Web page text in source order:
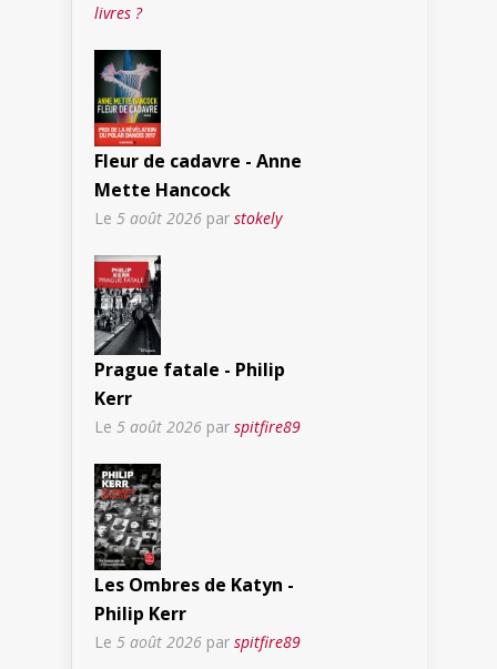
livres ?
Fleur de cadavre - Anne
Mette Hancock
Le 5 août 2026 par stokely
Prague fatale - Philip
Kerr
Le 5 août 2026 par spitfire89
Les Ombres de Katyn -
Philip Kerr
Le 5 août 2026 par spitfire89